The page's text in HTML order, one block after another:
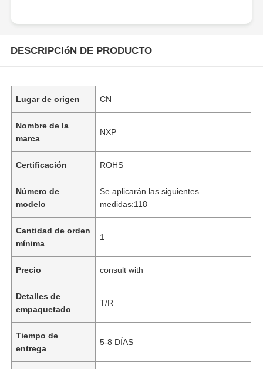
DESCRIPCIóN DE PRODUCTO
Lugar de origen CN
Nombre de la
marca
NXP
Certificación ROHS
Número de
modelo
Se aplicarán las siguientes
medidas:118
Cantidad de orden
mínima
1
Precio consult with
Detalles de
empaquetado
T/R
Tiempo de
entrega
5-8 DÍAS